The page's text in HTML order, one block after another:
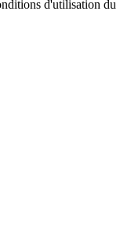
d'utilisation du